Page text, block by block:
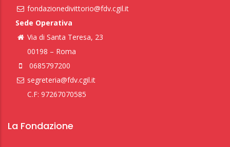
fondazionedivittorio@fdv.cgil.it
Sede Operativa
Via di Santa Teresa, 23
00198 – Roma
0685797200
segreteria@fdv.cgil.it
C.F: 97267070585
La Fondazione